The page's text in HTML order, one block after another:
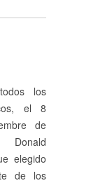
los
el 8
de
elegido
de los